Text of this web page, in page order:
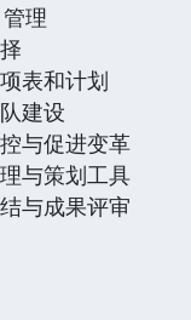
理
表和计划
建设
与促进变革
与策划工具
与成果评审